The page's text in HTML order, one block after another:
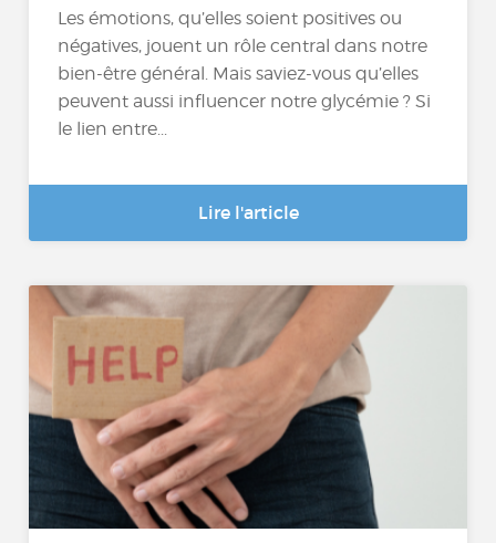
Les émotions, qu’elles soient positives ou
négatives, jouent un rôle central dans notre
bien-être général. Mais saviez-vous qu’elles
peuvent aussi influencer notre glycémie ? Si
le lien entre...
Lire l'article